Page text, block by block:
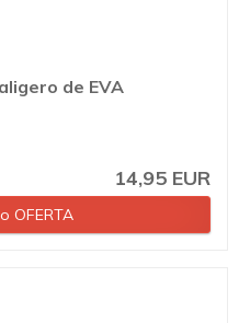
de EVA
14,95 EUR
OFERTA